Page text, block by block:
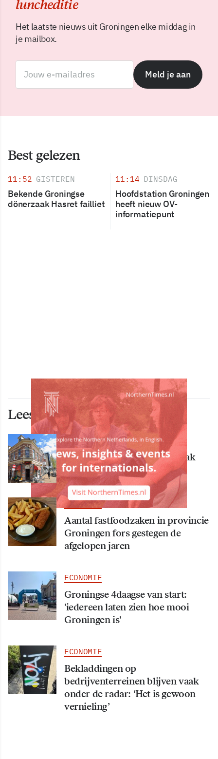
luncheditie
Het laatste nieuws uit Groningen elke middag in
je mailbox.
Meld je aan
Best gelezen
11:52 GISTEREN
Bekende Groningse
dönerzaak Hasret failliet
11:14 DINSDAG
Hoofdstation Groningen
heeft nieuw OV-
informatiepunt
Lees ook deze artikelen
ECONOMIE
Bekende Groningse dönerzaak
Hasret failliet
ECONOMIE
Aantal fastfoodzaken in provincie
Groningen fors gestegen de
afgelopen jaren
ECONOMIE
Groningse 4daagse van start:
'iedereen laten zien hoe mooi
Groningen is'
ECONOMIE
Bekladdingen op
bedrijventerreinen blijven vaak
onder de radar: ‘Het is gewoon
vernieling’